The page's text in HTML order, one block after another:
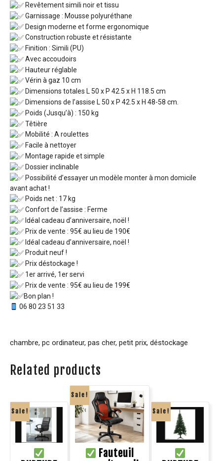
Revêtement simili noir et tissu
Garnissage : Mousse polyuréthane
Design moderne et forme ergonomique
Construction robuste et résistante
Finition : Simili (PU)
Avec accoudoirs
Hauteur réglable
Vérin à gaz 10 cm
Dimensions totales L 50 x P 42.5 x H 118.5 cm
Dimensions de l’assise L 50 x P 42.5 x H 48-58 cm.
Poids (Jusqu’à) : 150 kg
Têtière
Mobilité : A roulettes
Facile à nettoyer
Montage rapide et simple
Dossier inclinable
Possibilité d’essayer un modèle monter à mon domicile
avant achat !
Poids net : 17 kg
Confort de l’assise : Ferme
Idéal cadeau d’anniversaire, noël !
Prix de vente : 95€ au lieu de 190€
Idéal cadeau d’anniversaire, noël !
Produit neuf !
Prix déstockage !
1er arrivé, 1er servi
Prix de vente : 95€ au lieu de 199€
Bon plan !
06 80 23 51 33
chambre, pc ordinateur, pas cher, petit prix, déstockage
Related products
Sale!
Sale!
Fauteuil
Sale!